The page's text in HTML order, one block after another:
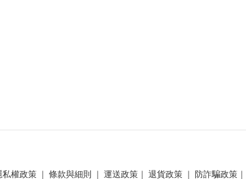
私權政策 ｜ 條款與細則 ｜ 運送政策 ｜ 退貨政策 ｜ 防詐騙政策 ｜